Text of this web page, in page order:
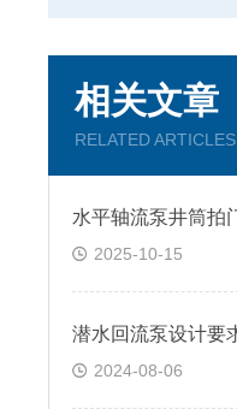
相关文章
RELATED ARTICLES
水平轴流泵井筒拍
2025-10-15
潜水回流泵设计要
2024-08-06